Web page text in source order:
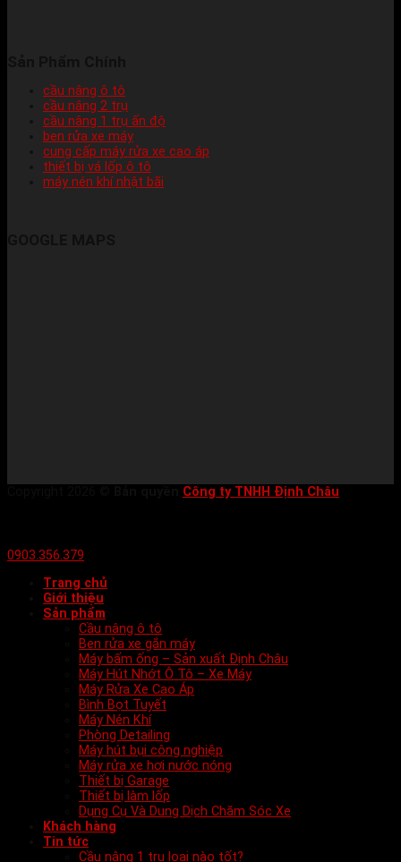
cầu nâng ô tô
cầu nâng 2 trụ
cầu nâng 1 trụ ấn độ
ben rửa xe máy
cung cấp máy rửa xe cao áp
thiết bị vá lốp ô tô
máy nén khí nhật bãi
Công ty TNHH Định Châu
0903.356.379
Trang chủ
Giới thiệu
Sản phẩm
Cầu nâng ô tô
Ben rửa xe gắn máy
Máy bấm ống – Sản xuất Định Châu
Máy Hút Nhớt Ô Tô – Xe Máy
Máy Rửa Xe Cao Áp
Bình Bọt Tuyết
Máy Nén Khí
Phòng Detailing
Máy hút bụi công nghiệp
Máy rửa xe hơi nước nóng
Thiết bị Garage
Thiết bị làm lốp
Dụng Cụ Và Dung Dịch Chăm Sóc Xe
Khách hàng
Tin tức
Cầu nâng 1 trụ loại nào tốt?